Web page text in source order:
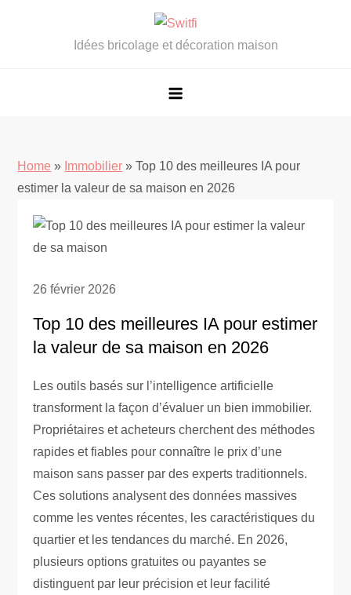
Idées bricolage et décoration maison
Home » Immobilier » Top 10 des meilleures IA pour
estimer la valeur de sa maison en 2026
26 février 2026
Top 10 des meilleures IA pour estimer
la valeur de sa maison en 2026
Les outils basés sur l’intelligence artificielle
transforment la façon d’évaluer un bien immobilier.
Propriétaires et acheteurs cherchent des méthodes
rapides et fiables pour connaître le prix d’une
maison sans passer par des experts traditionnels.
Ces solutions analysent des données massives
comme les ventes récentes, les caractéristiques du
quartier et les tendances du marché. En 2026,
plusieurs options gratuites ou payantes se
distinguent par leur précision et leur facilité